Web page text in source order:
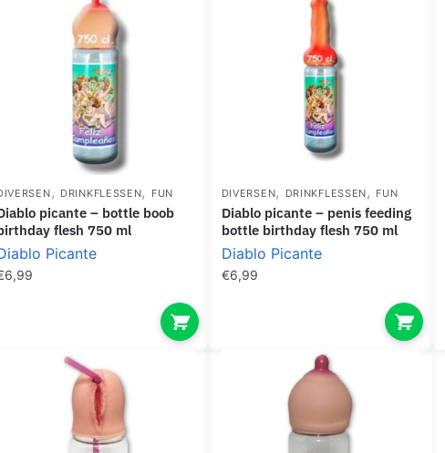
, DRINKFLESSEN, FUN
boob
flesh 750 ml
Picante
6,99
DIVERSEN, DRINKFLESSEN , FUN
diablo picante – penis feeding
bottle birthday flesh 750 ml
Diablo Picante
€6,99